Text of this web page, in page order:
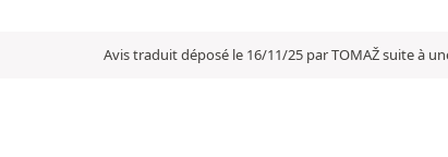
Avis traduit déposé le 16/11/25 par TOMAŽ suite à